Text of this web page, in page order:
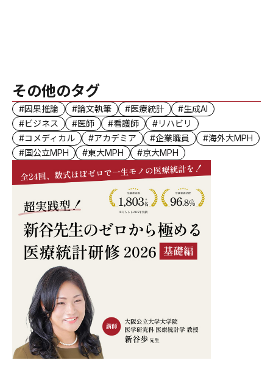
その他のタグ
#因果推論 #論文執筆 #医療統計
#生成AI
#ビジネス
#医師 #看護師
#リハビリ
#コメディカル
#アカデミア #企業職員
#海外大MPH
#国公立MPH
#東大MPH #京大MPH